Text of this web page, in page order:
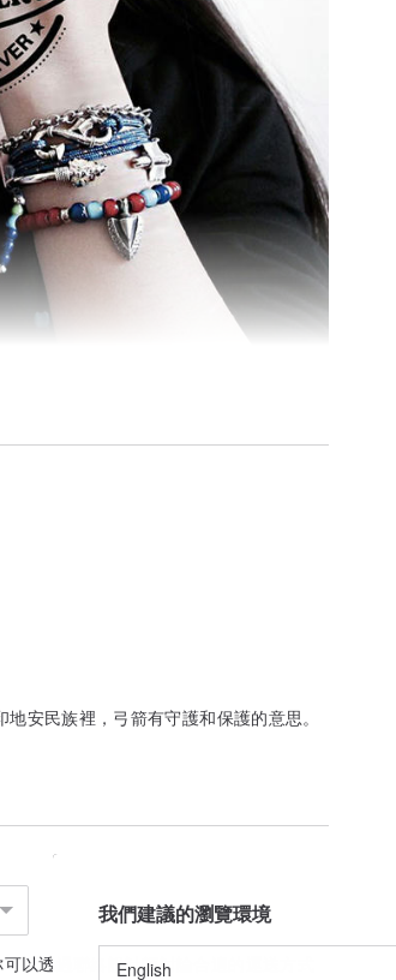
安民族裡，弓箭有守護和保護的意思。
以透過 聯絡設計師討論合適的運送方式
我們建議的瀏覽環境